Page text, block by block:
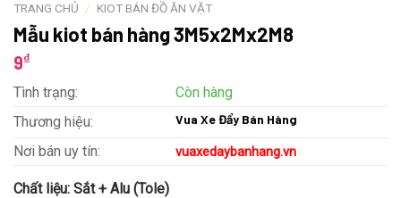
TRANG CHỦ / KIOT BÁN ĐỒ ĂN VẶT
Mẫu kiot bán hàng 3M5x2Mx2M8
9₫
Tình trạng:
Còn hàng
Thương hiệu:
Vua Xe Đẩy Bán Hàng
Nơi bán uy tín: vuaxedaybanhang.vn
Chất liệu: Sắt + Alu (Tole)